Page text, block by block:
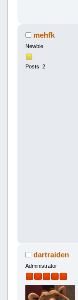
mehfk
Newbie
Posts: 2
dartraiden
Administrator